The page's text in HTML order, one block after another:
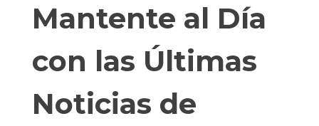
Mantente al Día
con las Últimas
Noticias de